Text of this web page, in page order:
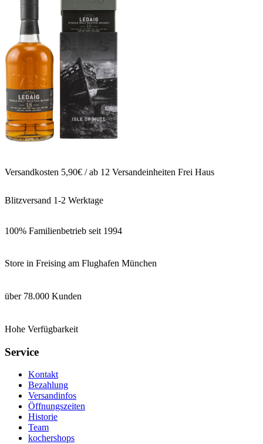
Versandkosten 5,90€ / ab 12 Versandeinheiten Frei Haus
Blitzversand 1-2 Werktage
100% Familienbetrieb seit 1994
Store in Freising am Flughafen München
über 78.000 Kunden
Hohe Verfügbarkeit
Service
Kontakt
Bezahlung
Versandinfos
Öffnungszeiten
Historie
Team
kochershops